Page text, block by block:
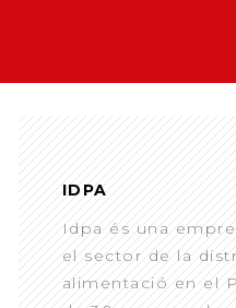
IDPA
Idpa és una
el sector de la
alimentació en el